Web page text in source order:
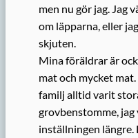
men nu gör jag. Jag
om läpparna, eller
skjuten.
Mina föräldrar är
mat och mycket
familj alltid varit
grovbenstomme,
inställningen längre.